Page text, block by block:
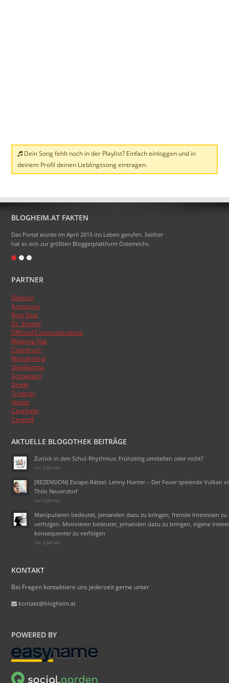
Dein Song fehlt noch in der Playlist? Einfach einloggen und in
deinem Profil deinen Lieblingssong eintragen.
BLOGHEIM.AT FAKTEN
Das Portal wurde im April 2015 ins Leben gerufen. Seither
hat es sich zur größten Bloggerplattform Österreichs
nur Blogheim dazu. Die Domainendung .at sollte zum
:)
Das Topblogranking wurde im Laufe der Zeit schon
mehrmals umgestellt, basiert aber nun endlich auf den
Besucherzahlen der Blogs.
PARTNER
Opolum
Armacura
Best Vital
Dr. Ziegler
Offroad Communications
Minerva Vita
Colostrum
Wanderbird
OneMantra
Schrankerl
Direkt
Trinergy
Vitinor
Cannhelp
Canneff
AKTUELLE BLOGOTHEK BEITRÄGE
Zurück in den Schul-Rhythmus: Frühzeitig umstellen oder nicht?
vor 2 Jahren
[REZENSION] Escape-Rätsel: Lenny Hunter – Der Feuer speiende Vulkan
Thilo Neuendorf
vor 2 Jahren
Manipulieren bedeutet, jemanden dazu zu bringen, fremde Interessen zu
verfolgen. Motivieren bedeutet, jemanden dazu zu bringen, eigene
konsequenter zu verfolgen
vor 2 Jahren
KONTAKT
Bei Fragen kontaktiere uns jederzeit gerne unter
kontakt@blogheim.at
POWERED BY